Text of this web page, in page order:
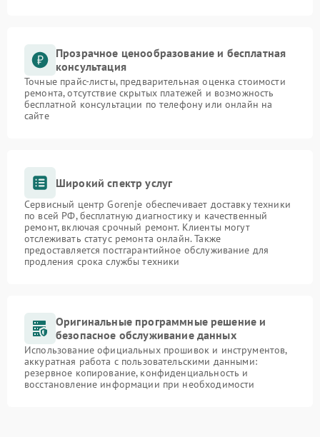
Прозрачное ценообразование и бесплатная
консультация
Точные прайс-листы, предварительная оценка стоимости
ремонта, отсутствие скрытых платежей и возможность
бесплатной консультации по телефону или онлайн на
сайте
Широкий спектр услуг
Сервисный центр Gorenje обеспечивает доставку техники
по всей РФ, бесплатную диагностику и качественный
ремонт, включая срочный ремонт. Клиенты могут
отслеживать статус ремонта онлайн. Также
предоставляется постгарантийное обслуживание для
продления срока службы техники
Оригинальные программные решение и
безопасное обслуживание данных
Использование официальных прошивок и инструментов,
аккуратная работа с пользовательскими данными:
резервное копирование, конфиденциальность и
восстановление информации при необходимости